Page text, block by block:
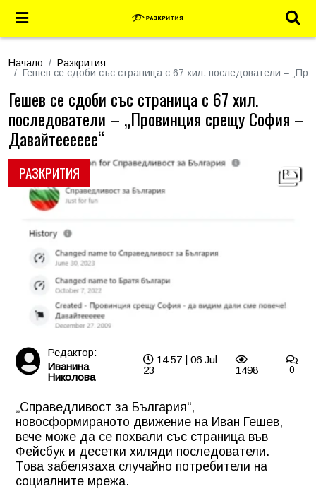
Начало
Разкрития
Гешев се сдоби със страница с 67 хил. последователи –
РАЗКРИТИЯ
Гешев се сдоби със страница с 67 хил.
последователи – „Провинция срещу София –
Давайтееееее“
Редактор:
Иванина
Николова
14:57 | 06 Jul
23
1498 0
„Справедливост за България“,
новосформираното движение на Иван Гешев,
вече може да се похвали със страница във
Фейсбук и десетки хиляди последователи.
Това забелязаха случайно потребители на
социалните мрежа.